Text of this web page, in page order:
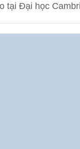
tại Đại học